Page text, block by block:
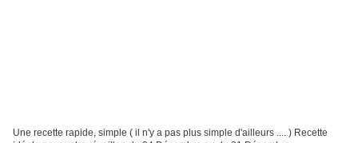
Une recette rapide, simple ( il n'y a pas plus simple d'ailleurs .... ) Recette